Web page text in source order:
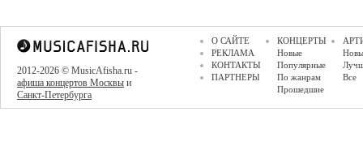
2012-2026 © MusicAfisha.ru -
афиша концертов Москвы и
Санкт-Петербурга
О САЙТЕ
РЕКЛАМА
КОНТАКТЫ
ПАРТНЕРЫ
КОНЦЕРТЫ
Новые
Популярные
По жанрам
Прошедшие
Все